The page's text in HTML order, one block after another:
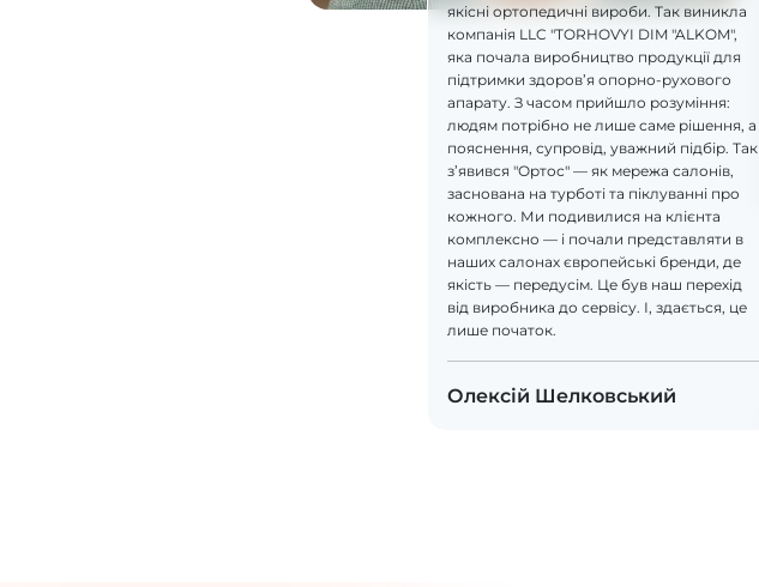
якісні ортопедичні вироби. Так виникла
компанія LLC "TORHOVYI DIM "ALKOM",
яка почала виробництво продукції для
підтримки здоров’я опорно-рухового
апарату. З часом прийшло розуміння:
людям потрібно не лише саме рішення, а
пояснення, супровід, уважний підбір. Так
з’явився "Ортос" — як мережа салонів,
заснована на турботі та піклуванні про
кожного. Ми подивилися на клієнта
комплексно — і почали представляти в
наших салонах європейські бренди, де
якість — передусім. Це був наш перехід
від виробника до сервісу. І, здається, це
лише початок.
Олексій Шелковський